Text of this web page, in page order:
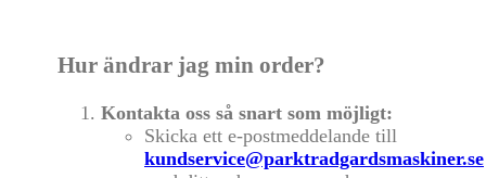
Hur ändrar jag min order?
Kontakta oss så snart som möjligt:
Skicka ett e-postmeddelande till
kundservice@parktradgardsmaskiner.se